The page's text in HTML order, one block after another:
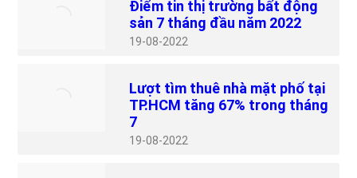
Điểm tin thị trường bất động
sản 7 tháng đầu năm 2022
19 08-2022
Lượt tìm thuê nhà mặt phố tại
TP.HCM tăng 67% trong tháng
7
19 08-2022